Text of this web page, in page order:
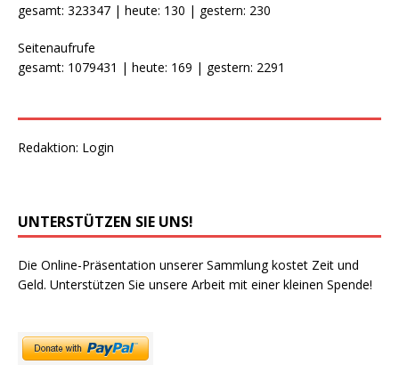
gesamt: 323347 | heute: 130 | gestern: 230
Seitenaufrufe
gesamt: 1079431 | heute: 169 | gestern: 2291
Redaktion: Login
UNTERSTÜTZEN SIE UNS!
Die Online-Präsentation unserer Sammlung kostet Zeit und
Geld. Unterstützen Sie unsere Arbeit mit einer kleinen Spende!